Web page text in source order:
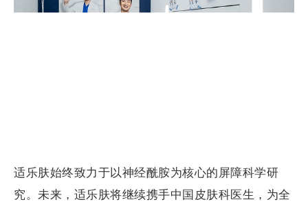
适乐肤始终致力于以神经酰胺为核心的屏障科学研
究。未来，适乐肤将继续携手中国皮肤科医生，为全